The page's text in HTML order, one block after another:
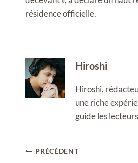
résidence officielle.
Hiroshi
Hiroshi,
une riche
guide les
Navigation
PRÉCÉDENT